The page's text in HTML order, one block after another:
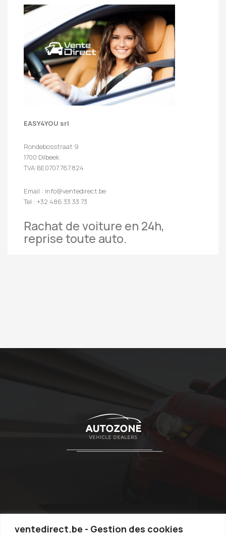
ventedirect.be - Gestion des cookies
EASY4YOU srl
Rondebosstraat 9
1700 Dilbeek
TVA:BE0707.767.824
Email : info@ventedirect.be
Tel : +32 486 33 33 73
Rachat de voiture en 24h,
reprise toute auto.